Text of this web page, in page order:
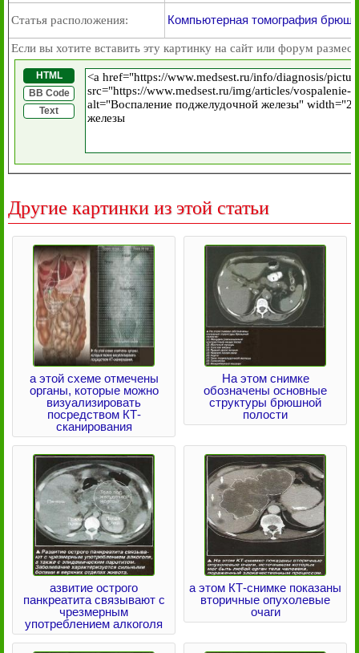
Статья расположения: Компьютерная томография
Если вы хотите вставить эту картинку на сайт или форум
HTML
BB Code
Text
Другие картинки из этой статьи
а этой схеме отмечены
органы, которые можно
визуализировать
посредством КТ-
сканирования
На этом снимке
обозначены основные
структуры брюшной
полости
азвитие острого
панкреатита связывают с
чрезмерным
употреблением алкоголя
а этом КТ-снимке показаны
вторичные опухолевые
очаги